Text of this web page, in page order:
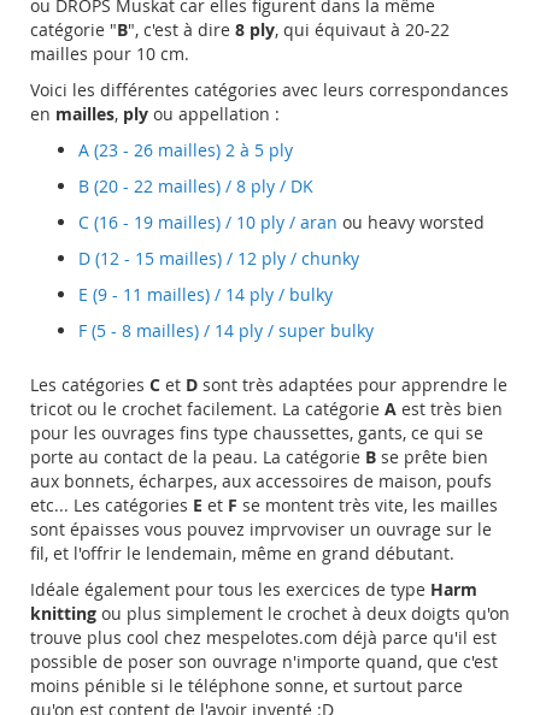
ou DROPS Muskat car elles figurent dans la même
catégorie "B", c'est à dire 8 ply, qui équivaut à 20-22
mailles pour 10 cm.
Voici les différentes catégories avec leurs correspondances
en mailles, ply ou appellation :
A (23 - 26 mailles) 2 à 5 ply
B (20 - 22 mailles) / 8 ply / DK
C (16 - 19 mailles) / 10 ply / aran ou heavy worsted
D (12 - 15 mailles) / 12 ply / chunky
E (9 - 11 mailles) / 14 ply / bulky
F (5 - 8 mailles) / 14 ply / super bulky
Les catégories C et D sont très adaptées pour apprendre le
tricot ou le crochet facilement. La catégorie A est très bien
pour les ouvrages fins type chaussettes, gants, ce qui se
porte au contact de la peau. La catégorie B se prête bien
aux bonnets, écharpes, aux accessoires de maison, poufs
etc... Les catégories E et F se montent très vite, les mailles
sont épaisses vous pouvez imprvoviser un ouvrage sur le
fil, et l'offrir le lendemain, même en grand débutant.
Idéale également pour tous les exercices de type Harm
knitting ou plus simplement le crochet à deux doigts qu'on
trouve plus cool chez mespelotes.com déjà parce qu'il est
possible de poser son ouvrage n'importe quand, que c'est
moins pénible si le téléphone sonne, et surtout parce
qu'on est content de l'avoir inventé :D